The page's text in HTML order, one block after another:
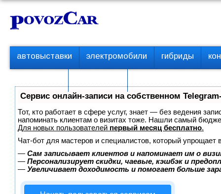
Перейти
контенту
р
о
е
м
е
ю
автовыставки электромобили гибриды
Сервис онлайн-записи на собственном
Тот, кто работает в сфере услуг, знает — без ведения
напоминать клиентам о визитах тоже. Нашли самый
Для новых пользователей первый месяц бесплатно.
Чат-бот для мастеров и специалистов, который упрощает
— Сам записывает клиентов и напоминает им о
— Персонализирует скидки, чаевые, кэшбэк и
— Увеличивает доходимость и помогает больше